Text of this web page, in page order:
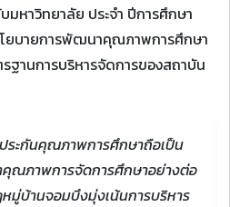
หาวิทยาลัย ประจำ ปีการศึกษา
ยบายการพัฒนาคุณภาพการศึกษา
ฐานการบริหารจัดการของสถาบัน
ระกันคุณภาพการศึกษาถือเป็น
ณภาพการจัดการศึกษาอย่างต่อ
มู่บ้านจอมบึงมุ่งเน้นการบริหาร